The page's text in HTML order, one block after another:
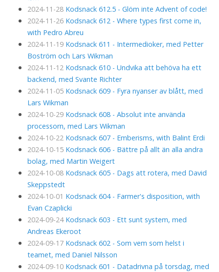
2024-11-28 Kodsnack 612.5 - Glöm inte Advent of code!
2024-11-26 Kodsnack 612 - Where types first come in,
with Pedro Abreu
2024-11-19 Kodsnack 611 - Intermedioker, med Petter
Boström och Lars Wikman
2024-11-12 Kodsnack 610 - Undvika att behöva ha ett
backend, med Svante Richter
2024-11-05 Kodsnack 609 - Fyra nyanser av blått, med
Lars Wikman
2024-10-29 Kodsnack 608 - Absolut inte använda
processorn, med Lars Wikman
2024-10-22 Kodsnack 607 - Emberisms, with Balint Erdi
2024-10-15 Kodsnack 606 - Bättre på allt än alla andra
bolag, med Martin Weigert
2024-10-08 Kodsnack 605 - Dags att rotera, med David
Skeppstedt
2024-10-01 Kodsnack 604 - Farmer's disposition, with
Evan Czaplicki
2024-09-24 Kodsnack 603 - Ett sunt system, med
Andreas Ekeroot
2024-09-17 Kodsnack 602 - Som vem som helst i
teamet, med Daniel Nilsson
2024-09-10 Kodsnack 601 - Datadrivna på torsdag, med